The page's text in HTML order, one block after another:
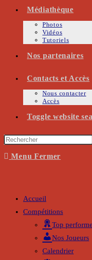
Médiathèque
Photos
Vidéos
Tutoriels
Nos partenaires
Contacts et Accès
Nous contacter
Accès
Toggle website
Menu Fermer
Accueil
Compétitions
Top
Nos Joueurs
Calendrier